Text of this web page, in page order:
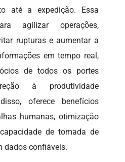
até a expedição. Essa
agilizar operações,
rupturas e aumentar a
em tempo real,
de todos os portes
à produtividade
oferece benefícios
humanas, otimização
de tomada de
dados confiáveis.